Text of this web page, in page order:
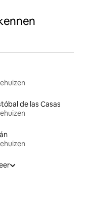
de las Casas